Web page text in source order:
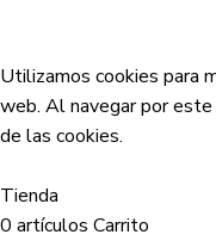
Utilizamos cookies para
web. Al navegar por
de las cookies.
Tienda
0 artículos Carrito